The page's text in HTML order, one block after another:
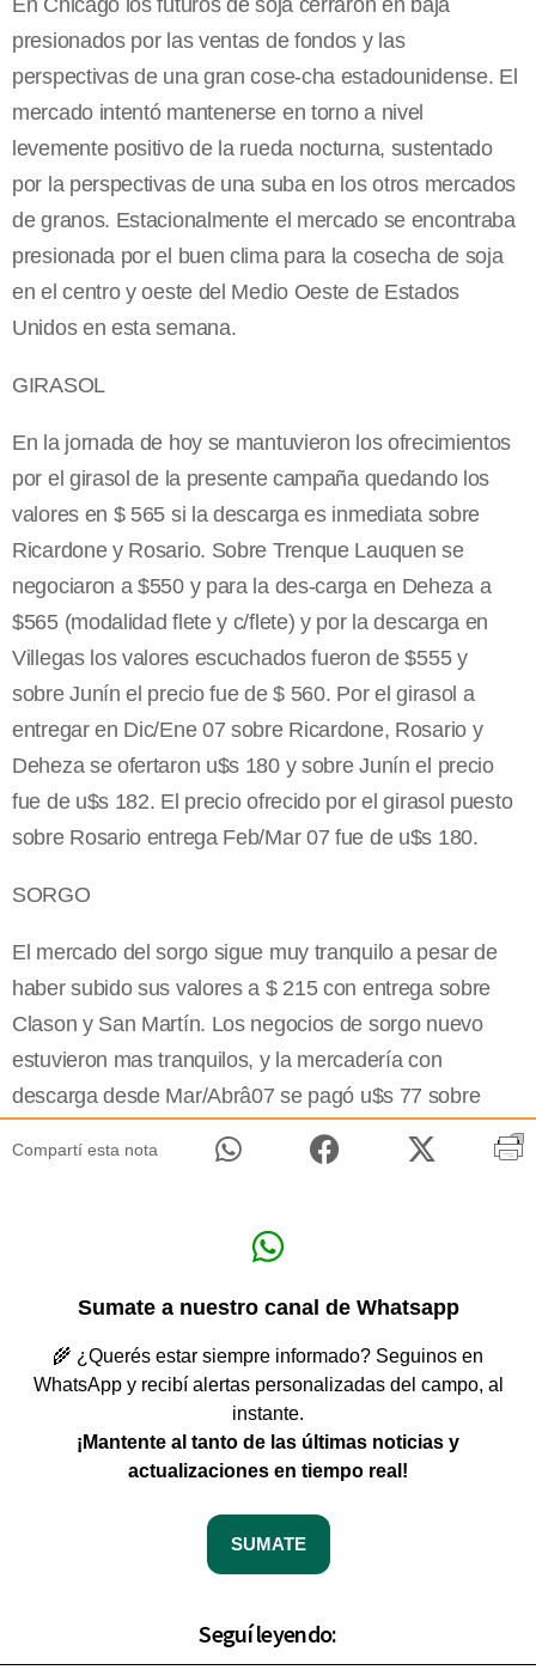
En Chicago los futuros de soja cerraron en baja
presionados por las ventas de fondos y las
perspectivas de una gran cose-cha estadounidense. El
mercado intentó mantenerse en torno a nivel
levemente positivo de la rueda nocturna, sustentado
por la perspectivas de una suba en los otros mercados
de granos. Estacionalmente el mercado se encontraba
presionada por el buen clima para la cosecha de soja
en el centro y oeste del Medio Oeste de Estados
Unidos en esta semana.
GIRASOL
En la jornada de hoy se mantuvieron los ofrecimientos
por el girasol de la presente campaña quedando los
valores en $ 565 si la descarga es inmediata sobre
Ricardone y Rosario. Sobre Trenque Lauquen se
negociaron a $550 y para la des-carga en Deheza a
$565 (modalidad flete y c/flete) y por la descarga en
Villegas los valores escuchados fueron de $555 y
sobre Junín el precio fue de $ 560. Por el girasol a
entregar en Dic/Ene 07 sobre Ricardone, Rosario y
Deheza se ofertaron u$s 180 y sobre Junín el precio
fue de u$s 182. El precio ofrecido por el girasol puesto
sobre Rosario entrega Feb/Mar 07 fue de u$s 180.
SORGO
El mercado del sorgo sigue muy tranquilo a pesar de
haber subido sus valores a $ 215 con entrega sobre
Clason y San Martín. Los negocios de sorgo nuevo
estuvieron mas tranquilos, y la mercadería con
descarga desde Mar/Abrâ07 se pagó u$s 77 sobre
Compartí esta nota
Sumate a nuestro canal de Whatsapp
🌾 ¿Querés estar siempre informado? Seguinos en
WhatsApp y recibí alertas personalizadas del campo, al
instante.
¡Mantente al tanto de las últimas noticias y
actualizaciones en tiempo real!
SUMATE
Seguí leyendo: